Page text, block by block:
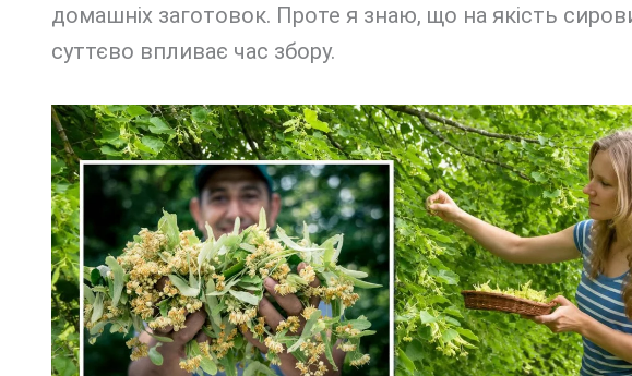
домашніх заготовок. Проте я знаю, що на якість
суттєво впливає час збору.